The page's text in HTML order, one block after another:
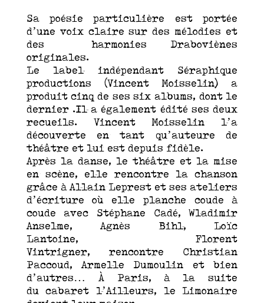
Sa poésie particulière est portée
d’une voix claire sur des mélodies et
des harmonies Draboviènes
originales.
Le label indépendant Séraphique
productions (Vincent Moisselin) a
produit cinq de ses six albums, dont le
dernier .Il a également édité ses deux
recueils. Vincent Moisselin l’a
découverte en tant qu’auteure de
théâtre et lui est depuis fidèle.
Après la danse, le théâtre et la mise
en scène, elle rencontre la chanson
grâce à Allain Leprest et ses ateliers
d’écriture où elle planche coude à
coude avec Stéphane Cadé, Wladimir
Anselme, Agnès Bihl, Loïc
Lantoine, Florent
Vintrigner, rencontre Christian
Paccoud, Armelle Dumoulin et bien
d’autres… À Paris, à la suite
du cabaret l’Ailleurs, le Limonaire